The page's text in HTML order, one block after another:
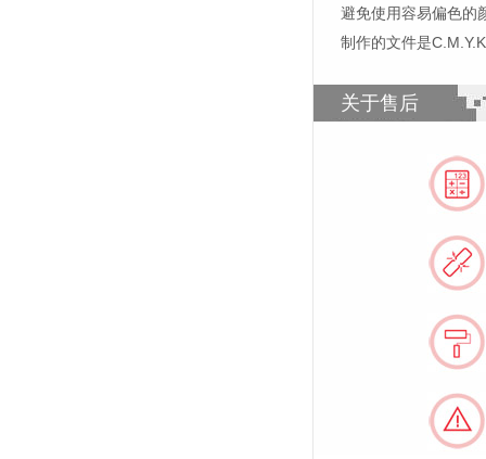
避免使用容易偏色的
制作的文件是
关于售后